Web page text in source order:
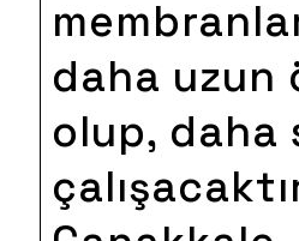
daha uzun
olup, daha